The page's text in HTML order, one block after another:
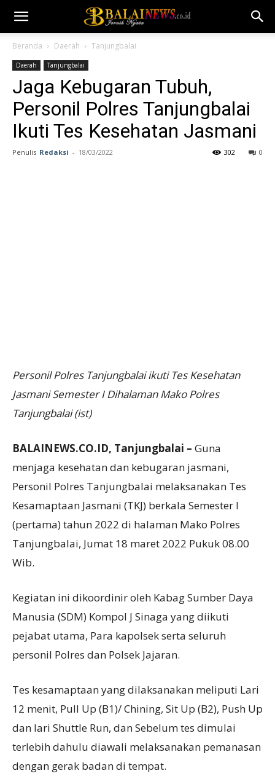
Beranda Daerah Tanjungbalai
Daerah Tanjungbalai
Jaga Kebugaran Tubuh,
Personil Polres Tanjungbalai
Ikuti Tes Kesehatan Jasmani
Penulis Redaksi - 18/03/2022 0
302
Personil Polres Tanjungbalai ikuti Tes Kesehatan
Jasmani Semester I Dihalaman Mako Polres
Tanjungbalai (ist)
BALAINEWS.CO.ID, Tanjungbalai – Guna
menjaga kesehatan dan kebugaran jasmani,
Personil Polres Tanjungbalai melaksanakan Tes
Kesamaptaan Jasmani (TKJ) berkala Semester I
(pertama) tahun 2022 di halaman Mako Polres
Tanjungbalai, Jumat 18 maret 2022 Pukuk 08.00
Wib.
Kegiatan ini dikoordinir oleh Kabag Sumber Daya
Manusia (SDM) Kompol J Sinaga yang diikuti
pejabat utama, Para kapolsek serta seluruh
personil Polres dan Polsek Jajaran.
Tes kesamaptaan yang dilaksanakan meliputi Lari
12 menit, Pull Up (B1)/ Chining, Sit Up (B2), Push Up
dan lari Shuttle Run, dan Sebelum tes dimulai
terlebih dahulu diawali melaksanakan pemanasan
dengan gerak badan di tempat.